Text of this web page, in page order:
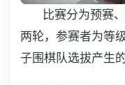
比赛分为预赛
两轮，参赛者为等
子围棋队选拔产生